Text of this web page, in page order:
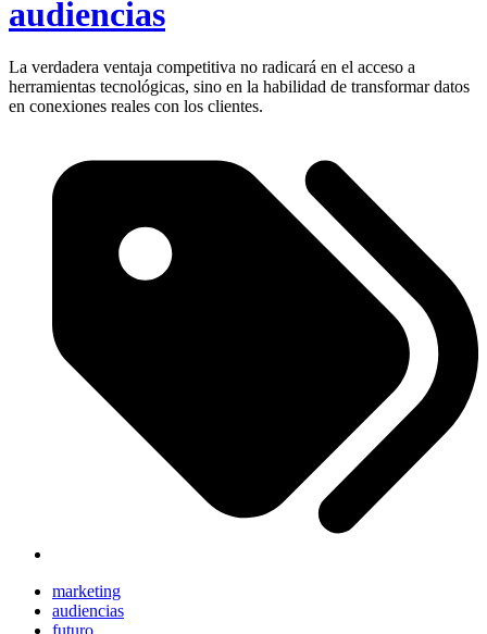
audiencias
La verdadera ventaja competitiva no radicará en el acceso a
herramientas tecnológicas, sino en la habilidad de transformar datos
en conexiones reales con los clientes.
marketing
audiencias
futuro